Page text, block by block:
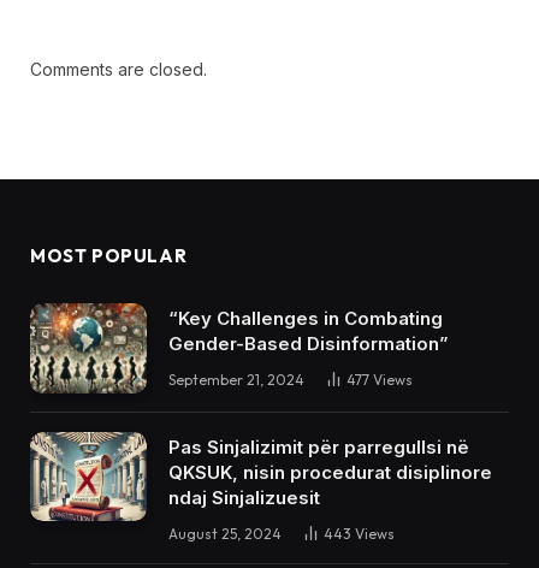
Comments are closed.
MOST POPULAR
“Key Challenges in Combating
Gender-Based Disinformation”
September 21, 2024 477 Views
Pas Sinjalizimit për parregullsi në
QKSUK, nisin procedurat disiplinore
ndaj Sinjalizuesit
August 25, 2024 443 Views